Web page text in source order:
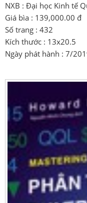
NXB : Đại học Kinh tế
Giá bìa : 139,000.00 đ
Số trang : 432
Kích thước : 13x20.5
Ngày phát hành : 7/